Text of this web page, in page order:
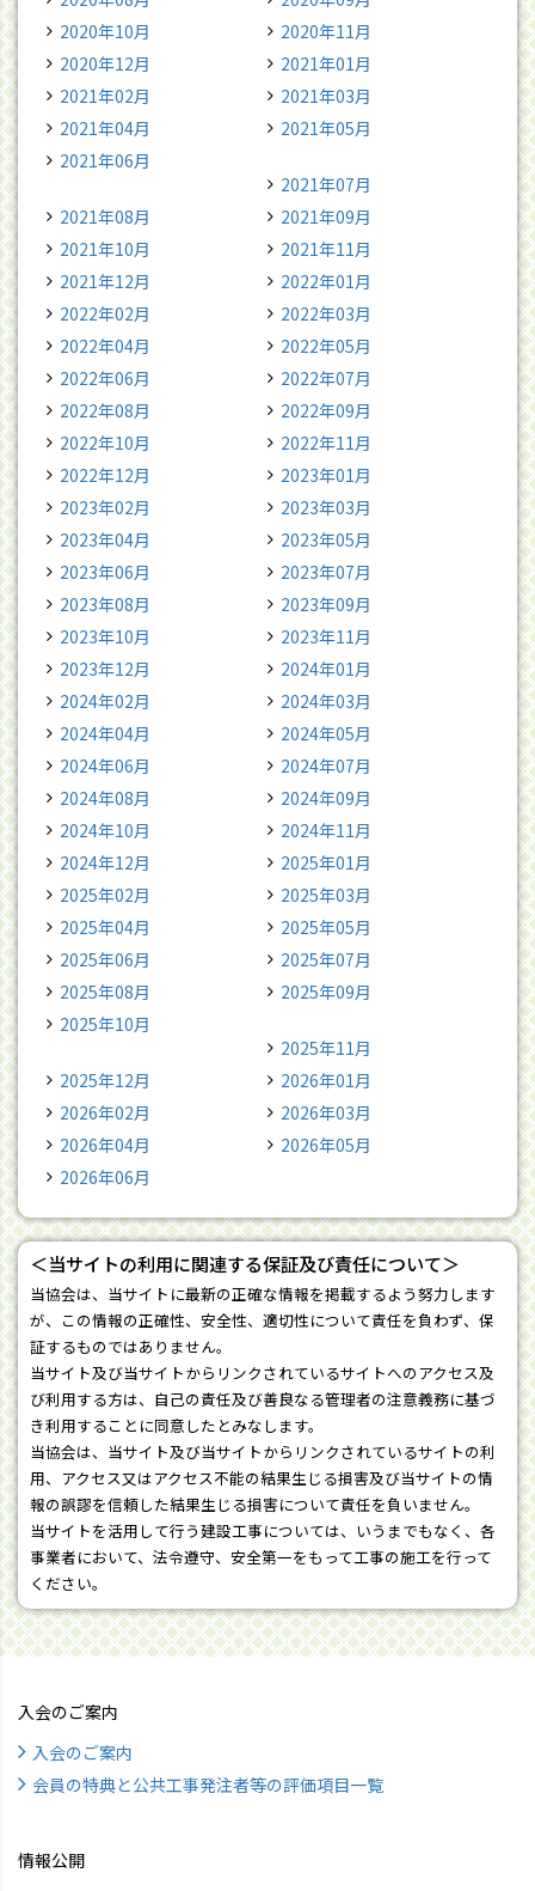
2020年10月
2020年11月
2020年12月
2021年01月
2021年02月
2021年03月
2021年04月
2021年05月
2021年06月
2021年07月
2021年08月
2021年09月
2021年10月
2021年11月
2021年12月
2022年01月
2022年02月
2022年03月
2022年04月
2022年05月
2022年06月
2022年07月
2022年08月
2022年09月
2022年10月
2022年11月
2022年12月
2023年01月
2023年02月
2023年03月
2023年04月
2023年05月
2023年06月
2023年07月
2023年08月
2023年09月
2023年10月
2023年11月
2023年12月
2024年01月
2024年02月
2024年03月
2024年04月
2024年05月
2024年06月
2024年07月
2024年08月
2024年09月
2024年10月
2024年11月
2024年12月
2025年01月
2025年02月
2025年03月
2025年04月
2025年05月
2025年06月
2025年07月
2025年08月
2025年09月
2025年10月
2025年11月
2025年12月
2026年01月
2026年02月
2026年03月
2026年04月
2026年05月
2026年06月
＜当サイトの利用に関連する保証及び責任について＞
当協会は、当サイトに最新の正確な情報を掲載するよう努力します
が、この情報の正確性、安全性、適切性について責任を負わず、保
証するものではありません。
当サイト及び当サイトからリンクされているサイトへのアクセス及
び利用する方は、自己の責任及び善良なる管理者の注意義務に基づ
き利用することに同意したとみなします。
当協会は、当サイト及び当サイトからリンクされているサイトの利
用、アクセス又はアクセス不能の結果生じる損害及び当サイトの情
報の誤謬を信頼した結果生じる損害について責任を負いません。
当サイトを活用して行う建設工事については、いうまでもなく、各
事業者において、法令遵守、安全第一をもって工事の施工を行って
ください。
入会のご案内
入会のご案内
会員の特典と公共工事発注者等の評価項目一覧
情報公開